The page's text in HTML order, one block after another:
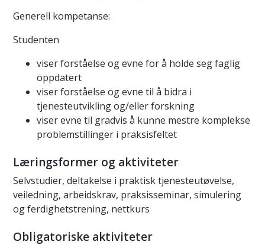
Generell kompetanse:
Studenten
viser forståelse og evne for å holde seg faglig
oppdatert
viser forståelse og evne til å bidra i
tjenesteutvikling og/eller forskning
viser evne til gradvis å kunne mestre komplekse
problemstillinger i praksisfeltet
Læringsformer og aktiviteter
Selvstudier, deltakelse i praktisk tjenesteutøvelse,
veiledning, arbeidskrav, praksisseminar, simulering
og ferdighetstrening, nettkurs
Obligatoriske aktiviteter